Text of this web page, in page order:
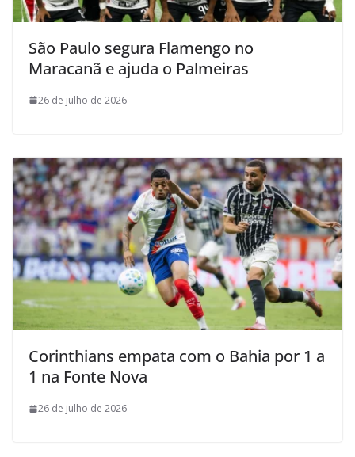
São Paulo segura Flamengo no
Maracanã e ajuda o Palmeiras
26 de julho de 2026
Corinthians empata com o Bahia por 1 a
1 na Fonte Nova
26 de julho de 2026